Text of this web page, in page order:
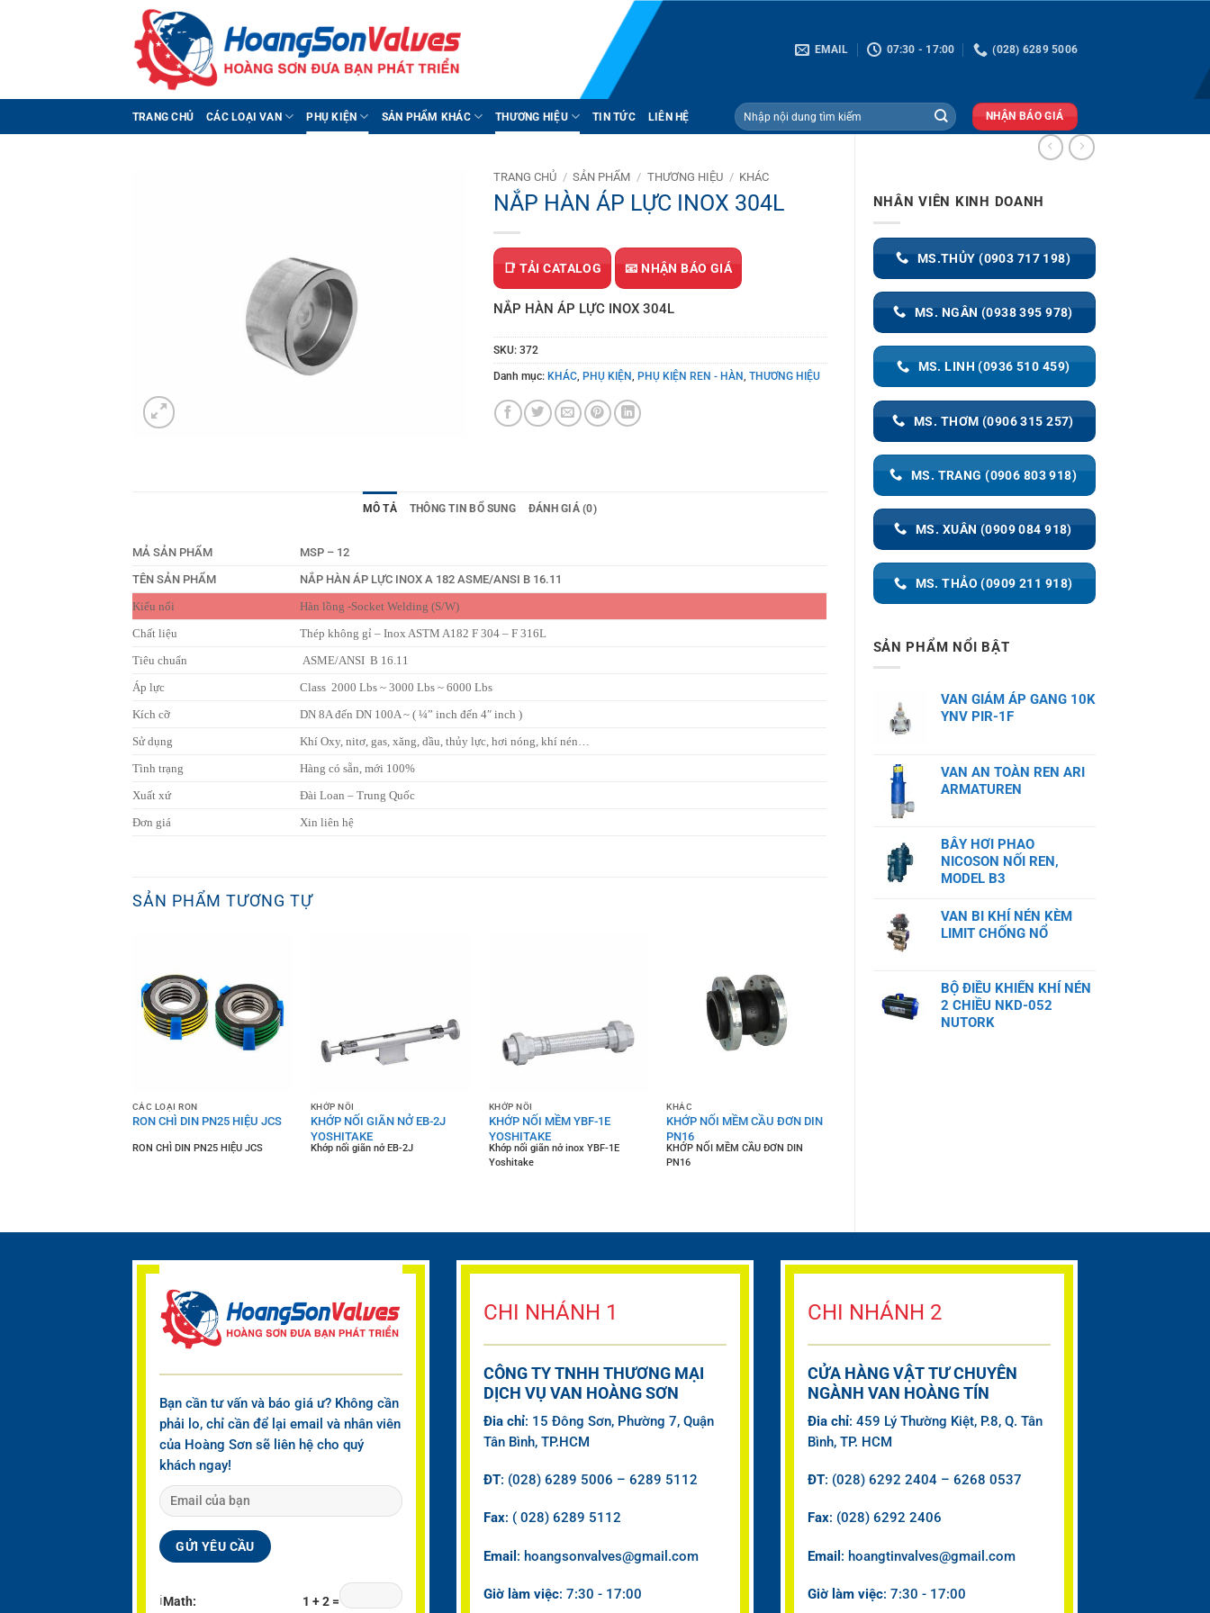
EMAIL 07:30 - 17:00 (028) 6289 5006
TRANG CHỦ CÁC LOẠI VAN PHỤ KIỆN SẢN PHẨM KHÁC THƯƠNG HIỆU TIN TỨC LIÊN HỆ
Tìm
kiếm:
NHẬN BÁO GIÁ
NHÂN VIÊN KINH DOANH
MS.THỦY (0903 717 198)
MS. NGÂN (0938 395 978)
MS. LINH (0936 510 459)
MS. THƠM (0906 315 257)
MS. TRANG (0906 803 918)
MS. XUÂN (0909 084 918)
MS. THẢO (0909 211 918)
SẢN PHẨM NỔI BẬT
VAN GIẢM ÁP GANG 10K
YNV PIR-1F
VAN AN TOÀN REN ARI
ARMATUREN
BẪY HƠI PHAO
NICOSON NỐI REN,
MODEL B3
VAN BI KHÍ NÉN KÈM
LIMIT CHỐNG NỔ
BỘ ĐIỀU KHIỂN KHÍ NÉN
2 CHIỀU NKD-052
NUTORK
TRANG CHỦ / SẢN PHẨM / THƯƠNG HIỆU / KHÁC
NẮP HÀN ÁP LỰC INOX 304L
📑 TẢI CATALOG 📧 NHẬN BÁO GIÁ
NẮP HÀN ÁP LỰC INOX 304L
SKU: 372
Danh mục: KHÁC, PHỤ KIỆN, PHỤ KIỆN REN - HÀN, THƯƠNG HIỆU
MÔ TẢ THÔNG TIN BỔ SUNG ĐÁNH GIÁ (0)
MẢ SẢN PHẨM
MSP – 12
TÊN SẢN PHẨM
NẮP HÀN ÁP LỰC INOX A 182 ASME/ANSI B 16.11
Kiểu nối
Hàn lồng -Socket Welding (S/W)
Chất liệu
Thép không gỉ – Inox ASTM A182 F 304 – F 316L
Tiêu chuẩn
ASME/ANSI B 16.11
Áp lực
Class 2000 Lbs ~ 3000 Lbs ~ 6000 Lbs
Kích cỡ
DN 8A đến DN 100A ~ ( ¼” inch đến 4″ inch )
Sử dụng
Khí Oxy, nitơ, gas, xăng, dầu, thủy lực, hơi nóng, khí nén…
Tình trạng
Hàng có sẵn, mới 100%
Xuất xứ
Đài Loan – Trung Quốc
Đơn giá
Xin liên hệ
SẢN PHẨM TƯƠNG TỰ
CÁC LOẠI RON
RON CHÌ DIN PN25 HIỆU JCS
RON CHÌ DIN PN25 HIỆU JCS
KHỚP NỐI
KHỚP NỐI GIÃN NỞ EB-2J
YOSHITAKE
Khớp nối giãn nở EB-2J
KHỚP NỐI
KHỚP NỐI MỀM YBF-1E
YOSHITAKE
Khớp nối giãn nở inox YBF-1E
Yoshitake
KHÁC
KHỚP NỐI MỀM CẦU ĐƠN DIN
PN16
KHỚP NỐI MỀM CẦU ĐƠN DIN
PN16
Bạn cần tư vấn và báo giá ư? Không cần
phải lo, chỉ cần để lại email và nhân viên
của Hoàng Sơn sẽ liên hệ cho quý
khách ngay!
ℹMath: 1 + 2 =
CHI NHÁNH 1
CÔNG TY TNHH THƯƠNG MẠI
DỊCH VỤ VAN HOÀNG SƠN
Đia chỉ: 15 Đông Sơn, Phường 7, Quận
Tân Bình, TP.HCM
ĐT: (028) 6289 5006 – 6289 5112
Fax: ( 028) 6289 5112
Email : hoangsonvalves@gmail.com
Giờ làm việc: 7:30 - 17:00
CHI NHÁNH 2
CỬA HÀNG VẬT TƯ CHUYÊN
NGÀNH VAN HOÀNG TÍN
Đia chỉ: 459 Lý Thường Kiệt, P.8, Q. Tân
Bình, TP. HCM
ĐT: (028) 6292 2404 – 6268 0537
Fax: (028) 6292 2406
Email : hoangtinvalves@gmail.com
Giờ làm việc: 7:30 - 17:00